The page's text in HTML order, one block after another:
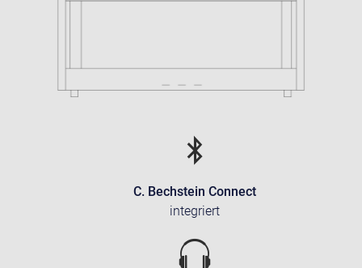
C. Bechstein Connect
integriert